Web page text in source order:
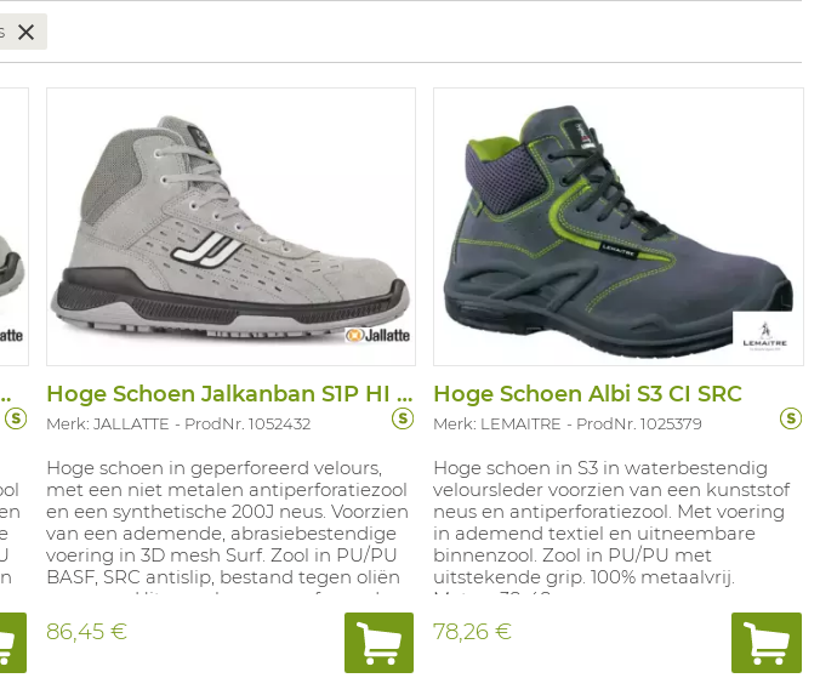
HI SRC ESD Hoge Schoen Jalkanban S1P HI SRC ESD
Merk: JALLATTE ProdNr. 1052432
Hoge schoen in geperforeerd velours,
met een niet metalen antiperforatiezool
en een synthetische 200J neus. Voorzien
van een ademende, abrasiebestendige
voering in 3D mesh Surf. Zool in PU/PU
BASF, SRC antislip, bestand tegen oliën
en zuren. Uitneembare geperforeerde
inlegzool Maxi-Soft Duo samengesteld
uit een laag PU Dynamic van BASF®
met thermogevoelig vormgeheugen en
86,45 €
Hoge Schoen Albi S3 CI SRC
Merk: LEMAITRE ProdNr. 1025379
Hoge schoen in S3 in waterbestendig
veloursleder voorzien van een kunststof
neus en antiperforatiezool. Met voering
in ademend textiel en uitneembare
binnenzool. Zool in PU/PU met
uitstekende grip. 100% metaalvrij.
Maten: 38-48.
78,26 €